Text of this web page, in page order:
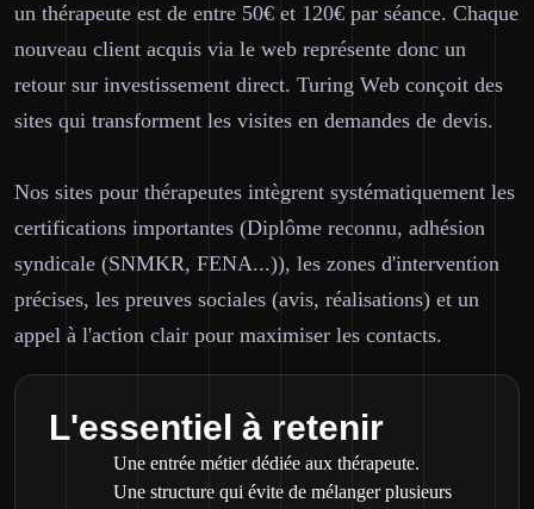
un thérapeute est de entre 50€ et 120€ par séance. Chaque
nouveau client acquis via le web représente donc un
retour sur investissement direct. Turing Web conçoit des
sites qui transforment les visites en demandes de devis.
Nos sites pour thérapeutes intègrent systématiquement les
certifications importantes (Diplôme reconnu, adhésion
syndicale (SNMKR, FENA...)), les zones d'intervention
précises, les preuves sociales (avis, réalisations) et un
appel à l'action clair pour maximiser les contacts.
L'essentiel à retenir
Une entrée métier dédiée aux thérapeute.
Une structure qui évite de mélanger plusieurs